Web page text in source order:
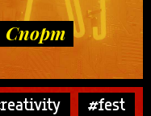
Спорт
#fest